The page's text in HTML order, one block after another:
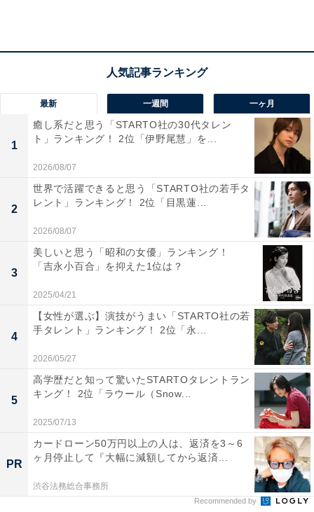
第2位：吉田正尚（メキシコ戦／166票）
2位には、吉田正尚選手のメキシコ戦でのホームランが
ランクイン！ 準決勝で迎えたメキシコ戦。7回まで0対3
と苦しい状況が続くなか、同点スリーランホームランを
放ち、窮地を救った一打となりました。
選んだ人からは「とても展開として苦しい時に本当に大
きな点数を出してくれたのがより心に残った」（東京都
／40代女性）や、「劣勢な場面で打ったことと、打ち方
がとてもうまかった（芸術的だった）ため」（北海道／
50代男性）といった声が寄せられています。苦しい場面
最新 一週間 一ヶ月
1
癒し系だと思う「STARTO社の30代タレン
ト」ランキング！ 2位「伊野尾慧」を...
2026/08/07
2
世界で活躍できると思う「STARTO社の若手タ
レント」ランキング！ 2位「目黒蓮...
2026/08/07
3
美しいと思う「昭和の女優」ランキング！
「吉永小百合」を抑えた1位は？
2025/04/21
4
【女性が選ぶ】演技がうまい「STARTO社の若
手タレント」ランキング！ 2位「永...
2026/05/27
5
高学歴だと知って驚いたSTARTOタレントラン
キング！ 2位「ラウール（Snow...
2025/07/13
PR
カードローン50万円以上の人は、返済を3～6
ヶ月停止して『大幅に減額してから返済...
渋谷法務総合事務所
Recommended by